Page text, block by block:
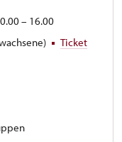
– 16.00
Ticket